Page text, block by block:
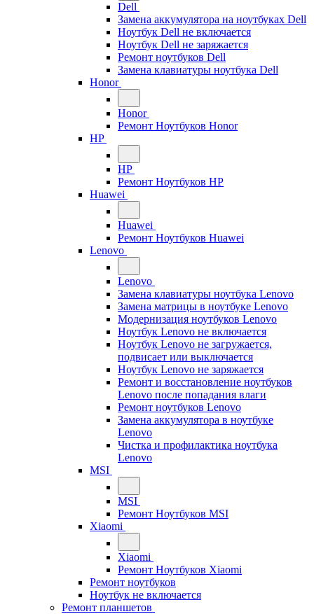
Dell
Замена аккумулятора на ноутбуках Dell
Ноутбук Dell не включается
Ноутбук Dell не заряжается
Ремонт ноутбуков Dell
Замена клавиатуры ноутбука Dell
Honor
Honor
Ремонт Ноутбуков Honor
HP
HP
Ремонт Ноутбуков HP
Huawei
Huawei
Ремонт Ноутбуков Huawei
Lenovo
Lenovo
Замена клавиатуры ноутбука Lenovo
Замена матрицы в ноутбуке Lenovo
Модернизация ноутбуков Lenovo
Ноутбук Lenovo не включается
Ноутбук Lenovo не загружается,
подвисает или выключается
Ноутбук Lenovo не заряжается
Ремонт и восстановление ноутбуков
Lenovo после попадания влаги
Ремонт ноутбуков Lenovo
Замена аккумулятора в ноутбуке
Lenovo
Чистка и профилактика ноутбука
Lenovo
MSI
MSI
Ремонт Ноутбуков MSI
Xiaomi
Xiaomi
Ремонт Ноутбуков Xiaomi
Ремонт ноутбуков
Ноутбук не включается
Ремонт планшетов